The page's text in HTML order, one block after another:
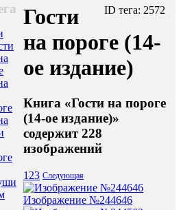
ID тега: 2572
Гости
на пороге (14-
ое издание)
Книга «Гости на пороге
(14-ое издание)»
содержит 228
изображений
1 23 Следующая
Изображение №244646